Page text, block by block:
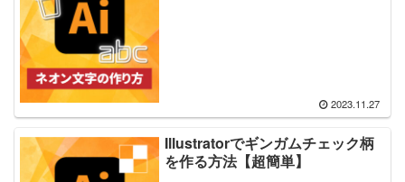
2023.11.27
Illustratorでギンガムチェック柄
を作る方法【超簡単】